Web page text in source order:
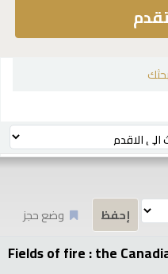
وضع حجز
Fields of fire : the